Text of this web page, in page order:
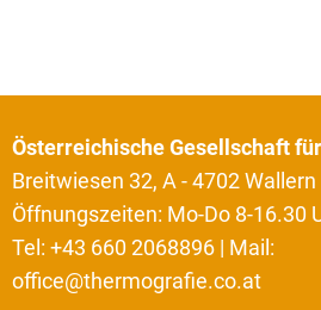
Österreichische Gesellschaft
Breitwiesen 32, A - 4702 Wallern
Öffnungszeiten: Mo-Do 8-16.30
Tel: +43 660 2068896 | Mail:
office@thermografie.co.at